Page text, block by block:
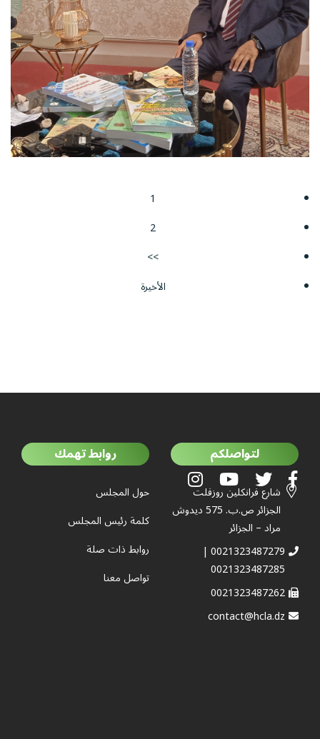
1
2
>>
الأخيرة
لتواصلكم
شارع فرانكلين روزفلت
الجزائر ص.ب. 575 ديدوش
مراد – الجزائر
0021323487279 |
0021323487285
0021323487262
contact@hcla.dz
روابط تهمك
حول المجلس
كلمة رئيس المجلس
روابط ذات صلة
تواصل معنا